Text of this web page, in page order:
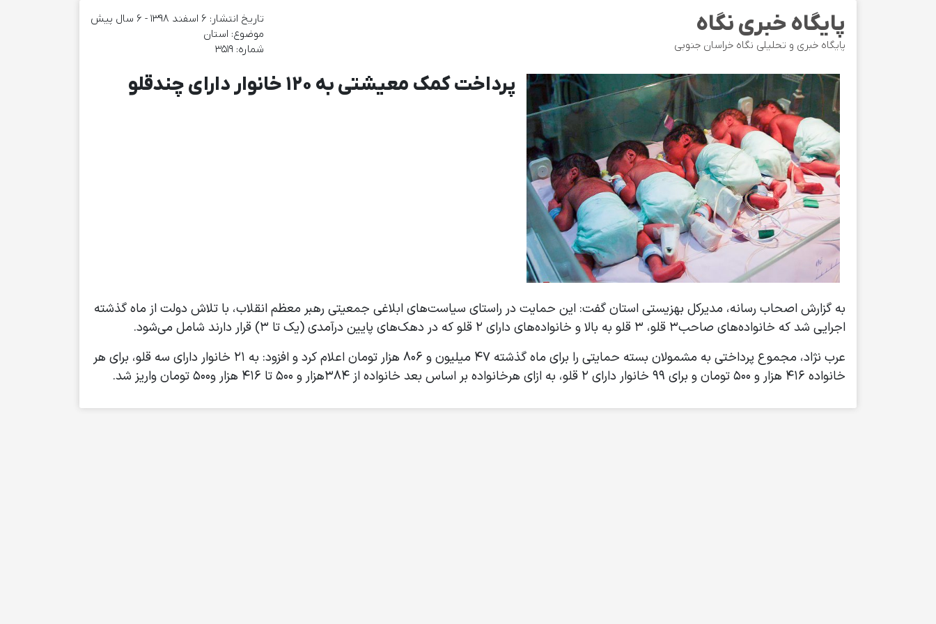
پایگاه خبری نگاه
پایگاه خبری و تحلیلی نگاه خراسان جنوبی
تاریخ انتشار: ۶ اسفند ۱۳۹۸ - 6 سال پیش
موضوع:‌ استان
شماره: 3519
پرداخت کمک معیشتی به ۱۲۰ خانوار دارای چندقلو
به گزارش اصحاب رسانه، مدیرکل بهزیستی استان گفت: این حمایت در راستای سیاست‌های ابلاغی جمعیتی رهبر معظم انقلاب، با تلاش دولت از ماه گذشته
اجرایی شد که خانواده‌های صاحب۳ قلو، ۳ قلو به بالا و خانواده‌های دارای ۲ قلو که در دهک‌های پایین درآمدی (یک تا ۳) قرار دارند شامل می‌شود.
عرب نژاد، مجموع پرداختی به مشمولان بسته حمایتی را برای ماه گذشته ۴۷ میلیون و ۸۰۶ هزار تومان اعلام کرد و افزود: به ۲۱ خانوار دارای سه قلو، برای هر
خانواده ۴۱۶ هزار و ۵۰۰ تومان و برای ۹۹ خانوار دارای ۲ قلو، به ازای هرخانواده بر اساس بعد خانواده از ۳۸۴هزار و ۵۰۰ تا ۴۱۶ هزار و۵۰۰ تومان واریز شد.